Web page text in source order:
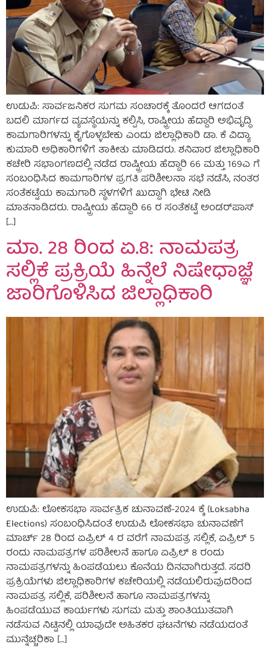
ಉಡುಪಿ: ಸಾರ್ವಜನಿಕರ ಸುಗಮ ಸಂಚಾರಕ್ಕೆ ತೊಂದರೆ ಆಗದಂತೆ
ಬದಲಿ ಮಾರ್ಗದ ವ್ಯವಸ್ಥೆಯನ್ನು ಕಲ್ಪಿಸಿ, ರಾಷ್ಟ್ರೀಯ ಹೆದ್ದಾರಿ ಅಭಿವೃದ್ಧಿ
ಕಾಮಗಾರಿಗಳನ್ನು ಕೈಗೊಳ್ಳಬೇಕು ಎಂದು ಜಿಲ್ಲಾಧಿಕಾರಿ ಡಾ. ಕೆ ವಿದ್ಯಾ
ಕುಮಾರಿ ಅಧಿಕಾರಿಗಳಿಗೆ ತಾಕೀತು ಮಾಡಿದರು. ಶನಿವಾರ ಜಿಲ್ಲಾಧಿಕಾರಿ
ಕಚೇರಿ ಸಭಾಂಗಣದಲ್ಲಿ ನಡೆದ ರಾಷ್ಟ್ರೀಯ ಹೆದ್ದಾರಿ 66 ಮತ್ತು 169ಎ ಗೆ
ಸಂಬಂಧಿಸಿದ ಕಾಮಗಾರಿಗಳ ಪ್ರಗತಿ ಪರಿಶೀಲನಾ ಸಭೆ ನಡೆಸಿ, ನಂತರ
ಸಂತೆಕಟ್ಟೆಯ ಕಾಮಗಾರಿ ಸ್ಥಳಗಳಿಗೆ ಖುದ್ದಾಗಿ ಭೇಟಿ ನೀಡಿ
ಮಾತನಾಡಿದರು. ರಾಷ್ಟ್ರೀಯ ಹೆದ್ದಾರಿ 66 ರ ಸಂತೆಕಟ್ಟೆ ಅಂಡರ್‌ಪಾಸ್
[…]
ಮಾ. 28 ರಿಂದ ಏ.8: ನಾಮಪತ್ರ
ಸಲ್ಲಿಕೆ ಪ್ರಕ್ರಿಯೆ ಹಿನ್ನೆಲೆ ನಿಷೇಧಾಜ್ಞೆ
ಜಾರಿಗೊಳಿಸಿದ ಜಿಲ್ಲಾಧಿಕಾರಿ
ಉಡುಪಿ: ಲೋಕಸಭಾ ಸಾರ್ವತ್ರಿಕ ಚುನಾವಣೆ-2024 ಕ್ಕೆ (Loksabha
Elections) ಸಂಬಂಧಿಸಿದಂತೆ ಉಡುಪಿ ಲೋಕಸಭಾ ಚುನಾವಣೆಗೆ
ಮಾರ್ಚ್ 28 ರಿಂದ ಏಪ್ರಿಲ್ 4 ರ ವರೆಗೆ ನಾಮಪತ್ರ ಸಲ್ಲಿಕೆ, ಏಪ್ರಿಲ್ 5
ರಂದು ನಾಮಪತ್ರಗಳ ಪರಿಶೀಲನೆ ಹಾಗೂ ಏಪ್ರಿಲ್ 8 ರಂದು
ನಾಮಪತ್ರಗಳನ್ನು ಹಿಂಪಡೆಯಲು ಕೊನೆಯ ದಿನವಾಗಿರುತ್ತದೆ. ಸದರಿ
ಪ್ರಕ್ರಿಯೆಗಳು ಜಿಲ್ಲಾಧಿಕಾರಿಗಳ ಕಚೇರಿಯಲ್ಲಿ ನಡೆಯಲಿರುವುದರಿಂದ
ನಾಮಪತ್ರ ಸಲ್ಲಿಕೆ, ಪರಿಶೀಲನೆ ಹಾಗೂ ನಾಮಪತ್ರಗಳನ್ನು
ಹಿಂಪಡೆಯುವ ಕಾರ್ಯಗಳು ಸುಗಮ ಮತ್ತು ಶಾಂತಿಯುತವಾಗಿ
ನಡೆಸುವ ನಿಟ್ಟಿನಲ್ಲಿ ಯಾವುದೇ ಅಹಿತಕರ ಘಟನೆಗಳು ನಡೆಯದಂತೆ
ಮುನ್ನೆಚ್ಚರಿಕಾ […]